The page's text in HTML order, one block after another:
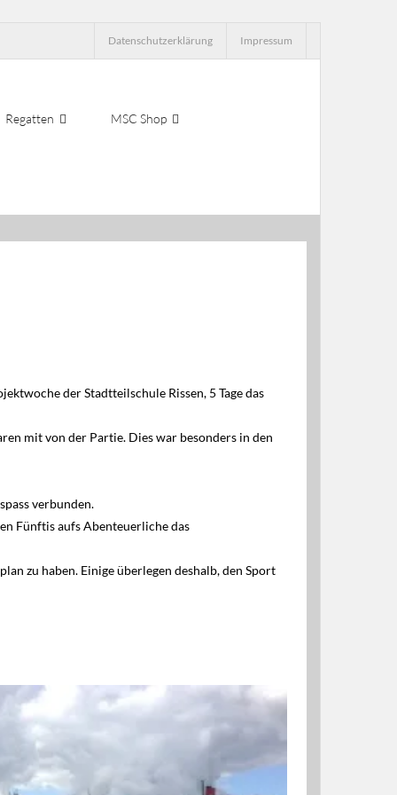
Datenschutzerklärung Impressum
Regatten MSC Shop
der Stadtteilschule Rissen, 5 Tage das
mit von der Partie. Dies war besonders in den
verbunden.
Fünftis aufs Abenteuerliche das
zu haben. Einige überlegen deshalb, den Sport